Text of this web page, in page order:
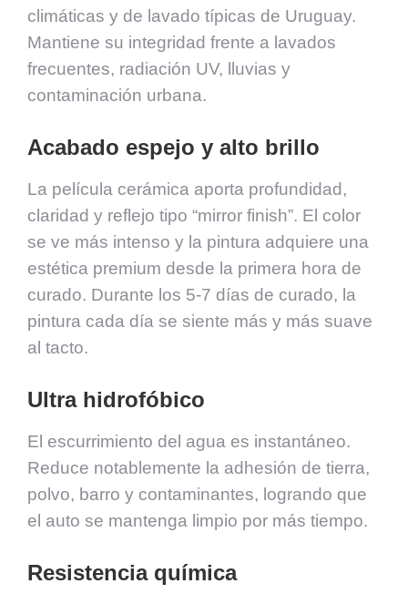
climáticas y de lavado típicas de Uruguay.
Mantiene su integridad frente a lavados
frecuentes, radiación UV, lluvias y
contaminación urbana.
Acabado espejo y alto brillo
La película cerámica aporta profundidad,
claridad y reflejo tipo “mirror finish”. El color
se ve más intenso y la pintura adquiere una
estética premium desde la primera hora de
curado. Durante los 5-7 días de curado, la
pintura cada día se siente más y más suave
al tacto.
Ultra hidrofóbico
El escurrimiento del agua es instantáneo.
Reduce notablemente la adhesión de tierra,
polvo, barro y contaminantes, logrando que
el auto se mantenga limpio por más tiempo.
Resistencia química